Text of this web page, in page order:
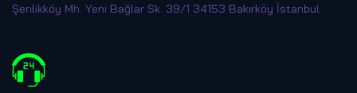
Şenlikköy Mh. Yeni Bağlar Sk. 39/1 34153 Bakırköy İstanbul